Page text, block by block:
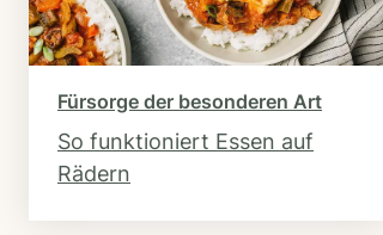
Fürsorge der besonderen Art
So funktioniert Essen auf
Rädern